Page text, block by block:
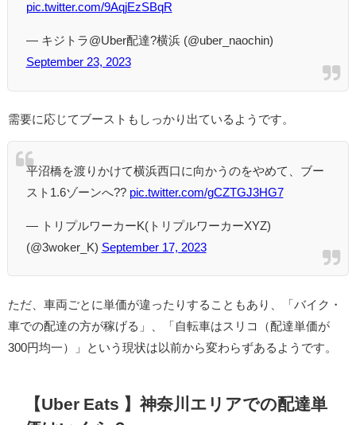
pic.twitter.com/9AqjEzSBqR
— キジトラ@Uber配達?横浜 (@uber_naochin)
September 23, 2023
需要に応じてブーストもしっかり出ているようです。
平沼橋を渡りかけて横浜西口に向かうのをやめて、ブー
スト1.6ゾーンへ?? pic.twitter.com/gCZTGJ3HG7
— トリプルワーカーK(トリプルワーカーXYZ)
(@3woker_K) September 17, 2023
ただ、車両ごとに単価が違ったりすることもあり、「バイク・
車での配達の方が稼げる」、「自転車はスリコ（配達単価が
300円均一）」という現状は以前から変わらずあるようです。
【Uber Eats 】神奈川エリアでの配達単